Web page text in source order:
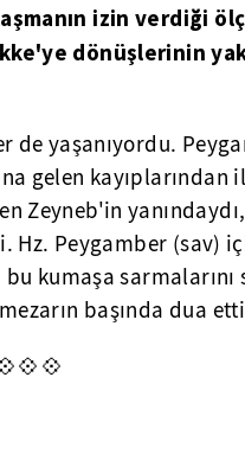
izin verdiği
dönüşlerinin
de yaşanıyordu.
gelen kayıplarından
Zeyneb'in
Hz. Peygamber (sav)
kumaşa
başında dua